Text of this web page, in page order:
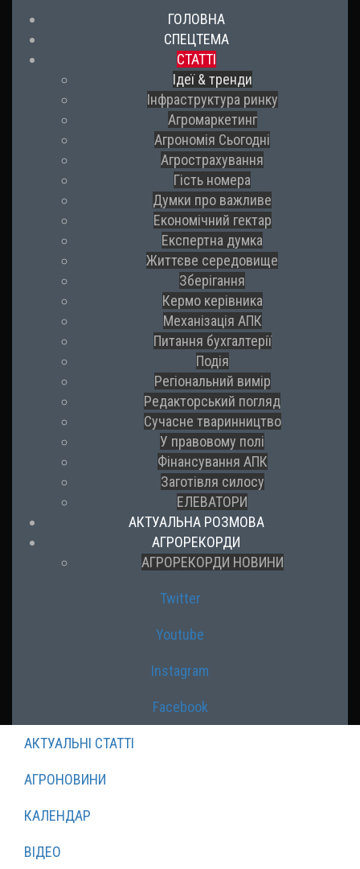
ГОЛОВНА
СПЕЦТЕМА
СТАТТІ
Ідеї & тренди
Інфраструктура ринку
Агромаркетинг
Агрономія Сьогодні
Агрострахування
Гість номера
Думки про важливе
Економічний гектар
Експертна думка
Життєве середовище
Зберігання
Кермо керівника
Механізація АПК
Питання бухгалтерії
Подія
Регіональний вимір
Редакторський погляд
Сучасне тваринництво
У правовому полі
Фінансування АПК
Заготівля силосу
ЕЛЕВАТОРИ
АКТУАЛЬНА РОЗМОВА
АГРОРЕКОРДИ
АГРОРЕКОРДИ НОВИНИ
Twitter
Youtube
Instagram
Facebook
АКТУАЛЬНІ СТАТТІ
АГРОНОВИНИ
КАЛЕНДАР
ВІДЕО